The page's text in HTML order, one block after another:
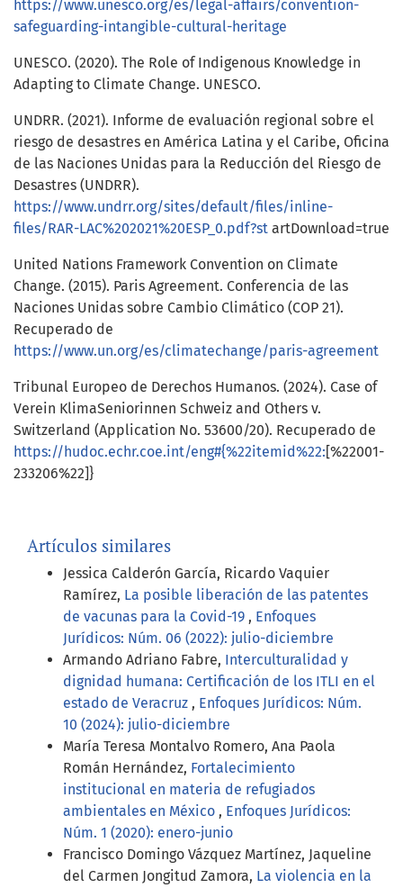
https://www.unesco.org/es/legal-affairs/convention-
safeguarding-intangible-cultural-heritage
UNESCO. (2020). The Role of Indigenous Knowledge in
Adapting to Climate Change. UNESCO.
UNDRR. (2021). Informe de evaluación regional sobre el
riesgo de desastres en América Latina y el Caribe, Oficina
de las Naciones Unidas para la Reducción del Riesgo de
Desastres (UNDRR).
https://www.undrr.org/sites/default/files/inline-
files/RAR-LAC%202021%20ESP_0.pdf?st artDownload=true
United Nations Framework Convention on Climate
Change. (2015). Paris Agreement. Conferencia de las
Naciones Unidas sobre Cambio Climático (COP 21).
Recuperado de
https://www.un.org/es/climatechange/paris-agreement
Tribunal Europeo de Derechos Humanos. (2024). Case of
Verein KlimaSeniorinnen Schweiz and Others v.
Switzerland (Application No. 53600/20). Recuperado de
https://hudoc.echr.coe.int/eng#{%22itemid%22: [%22001-
233206%22]}
Artículos similares
Jessica Calderón García, Ricardo Vaquier
Ramírez, La posible liberación de las patentes
de vacunas para la Covid-19 , Enfoques
Jurídicos: Núm. 06 (2022): julio-diciembre
Armando Adriano Fabre, Interculturalidad y
dignidad humana: Certificación de los ITLI en el
estado de Veracruz , Enfoques Jurídicos: Núm.
10 (2024): julio-diciembre
María Teresa Montalvo Romero, Ana Paola
Román Hernández, Fortalecimiento
institucional en materia de refugiados
ambientales en México , Enfoques Jurídicos:
Núm. 1 (2020): enero-junio
Francisco Domingo Vázquez Martínez, Jaqueline
del Carmen Jongitud Zamora, La violencia en la